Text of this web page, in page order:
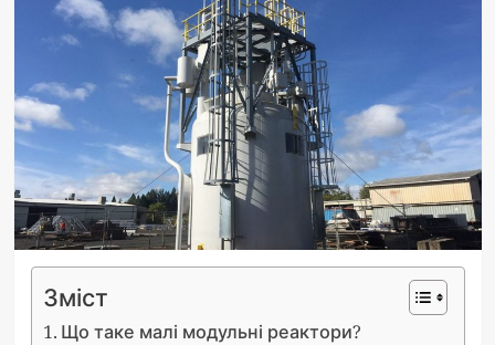
Зміст
Що таке малі модульні реактори?